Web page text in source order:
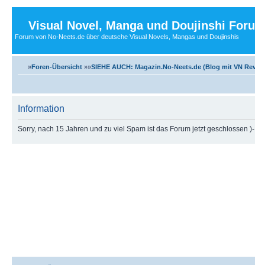
Visual Novel, Manga und Doujinshi
Forum von No-Neets.de über deutsche Visual Novels, Mangas und Doujinshis
»Foren-Übersicht »»SIEHE AUCH: Magazin.No-Neets.de (Blog mit VN
Information
Sorry, nach 15 Jahren und zu viel Spam ist das Forum jetzt geschlossen